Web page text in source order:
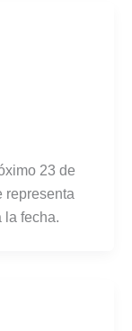
23 de
representa
la fecha.